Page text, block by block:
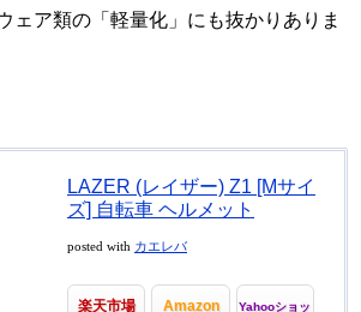
ェア類の「軽量化」にも抜かりありま
LAZER (レイザー) Z1 [Mサイ
ズ] 自転車 ヘルメット
posted with カエレバ
楽天市場 Amazon Yahooショッ